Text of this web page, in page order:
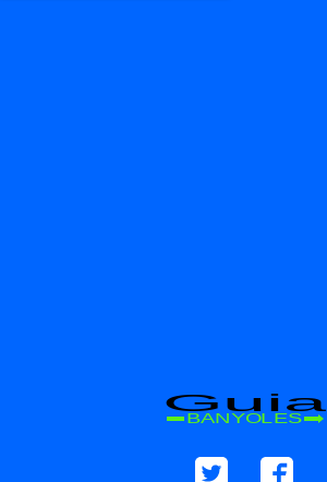
Guia
BANYOLES